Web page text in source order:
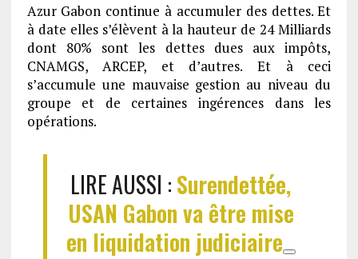
Azur Gabon continue à accumuler des dettes. Et
à date elles s’élèvent à la hauteur de 24 Milliards
dont 80% sont les dettes dues aux impôts,
CNAMGS, ARCEP, et d’autres. Et à ceci
s’accumule une mauvaise gestion au niveau du
groupe et de certaines ingérences dans les
opérations.
LIRE AUSSI :Surendettée,
USAN Gabon va être mise
en liquidation judiciaire